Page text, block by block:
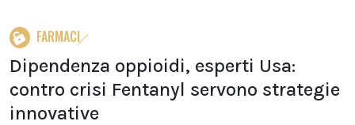
FARMACI
Dipendenza oppioidi, esperti Usa:
contro crisi Fentanyl servono strategie
innovative